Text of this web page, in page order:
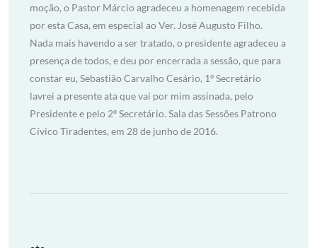
moção, o Pastor Márcio agradeceu a homenagem recebida
por esta Casa, em especial ao Ver. José Augusto Filho.
Nada mais havendo a ser tratado, o presidente agradeceu a
presença de todos, e deu por encerrada a sessão, que para
constar eu, Sebastião Carvalho Cesário, 1º Secretário
lavrei a presente ata que vai por mim assinada, pelo
Presidente e pelo 2º Secretário. Sala das Sessões Patrono
Cívico Tiradentes, em 28 de junho de 2016.